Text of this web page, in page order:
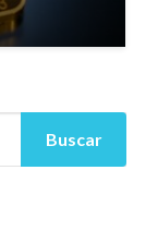
Buscar